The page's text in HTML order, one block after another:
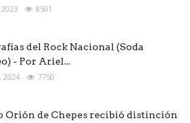
8501
del Rock Nacional (Soda
- Por Ariel...
2024 7750
Orión de Chepes recibió distinción